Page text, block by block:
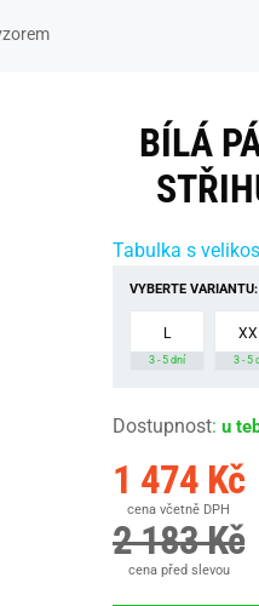
BÍLÁ
Tabulka s
VYBERTE VARIANTU:
L
3 - 5 dní 3 - 5
Dostupnost: u
1 474 Kč
cena včetně DPH
2 183 Kč
cena před slevou